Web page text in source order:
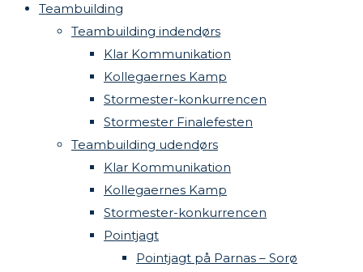
Teambuilding
Teambuilding indendørs
Klar Kommunikation
Kollegaernes Kamp
Stormester-konkurrencen
Stormester Finalefesten
Teambuilding udendørs
Klar Kommunikation
Kollegaernes Kamp
Stormester-konkurrencen
Pointjagt
Pointjagt på Parnas – Sorø